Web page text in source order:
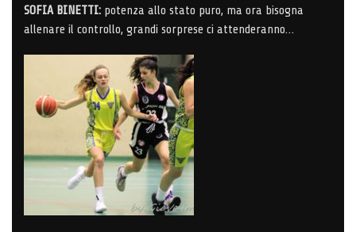
SOFIA BINETTI: potenza allo stato puro, ma ora bisogna
allenare il controllo, grandi sorprese ci attenderanno…